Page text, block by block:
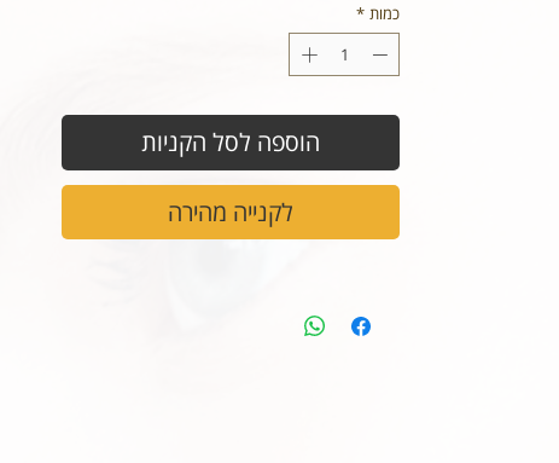
כמות *
הוספה לסל הקניות
לקנייה מהירה